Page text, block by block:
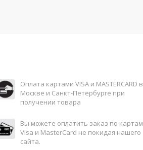
Оплата картами VISA и MASTERCARD в
Москве и Санкт-Петербурге при
получении товара
Вы можете оплатить заказ по картам
Visa и MasterCard не покидая нашего
сайта.